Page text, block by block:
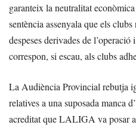
garanteix la neutralitat
sentència assenyala que els
despeses derivades de
correspon, si escau, als clubs
La Audiència Provincial rebutja
relatives a una suposada manca
acreditat que LALIGA va posar